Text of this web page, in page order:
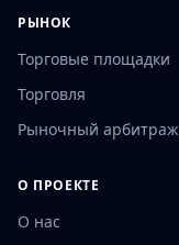
РЫНОК
Торговые площадки
Торговля
Рыночный арбитраж
О ПРОЕКТЕ
О нас